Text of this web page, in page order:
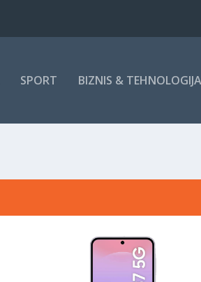
SPORT BIZNIS & TEHNOLOGIJA